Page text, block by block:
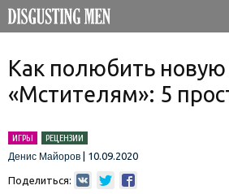
Как полюбить новую
«Мстителям»: 5
ИГРЫ
РЕЦЕНЗИИ
Денис Майоров
10.09.2020
Поделиться: